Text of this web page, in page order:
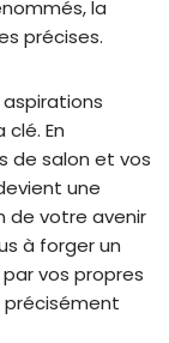
la
précises.
En
de salon et vos
une
de votre avenir
à forger un
vos propres